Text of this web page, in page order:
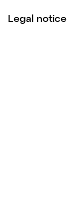
Legal notice